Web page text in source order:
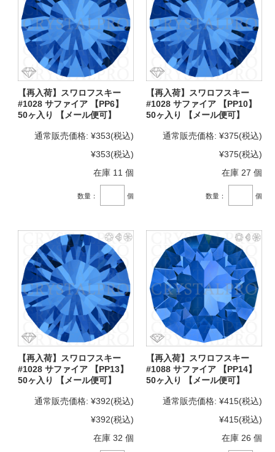
【再入荷】スワロフスキー
#1028 サファイア 【PP6】
50ヶ入り 【メール便可】
通常販売価格: ¥353(税込)
¥353(税込)
在庫 11 個
数量： 個
【再入荷】スワロフスキー
#1028 サファイア 【PP10】
50ヶ入り 【メール便可】
通常販売価格: ¥375(税込)
¥375(税込)
在庫 27 個
数量： 個
【再入荷】スワロフスキー
#1028 サファイア 【PP13】
50ヶ入り 【メール便可】
通常販売価格: ¥392(税込)
¥392(税込)
在庫 32 個
【再入荷】スワロフスキー
#1088 サファイア 【PP14】
50ヶ入り 【メール便可】
通常販売価格: ¥415(税込)
¥415(税込)
在庫 26 個